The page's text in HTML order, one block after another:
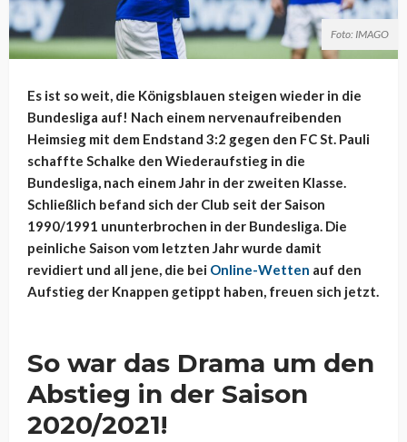
Foto: IMAGO
Es ist so weit, die Königsblauen steigen wieder in die
Bundesliga auf! Nach einem nervenaufreibenden
Heimsieg mit dem Endstand 3:2 gegen den FC St. Pauli
schaffte Schalke den Wiederaufstieg in die
Bundesliga, nach einem Jahr in der zweiten Klasse.
Schließlich befand sich der Club seit der Saison
1990/1991 ununterbrochen in der Bundesliga. Die
peinliche Saison vom letzten Jahr wurde damit
revidiert und all jene, die bei Online-Wetten auf den
Aufstieg der Knappen getippt haben, freuen sich jetzt.
So war das Drama um den
Abstieg in der Saison
2020/2021!